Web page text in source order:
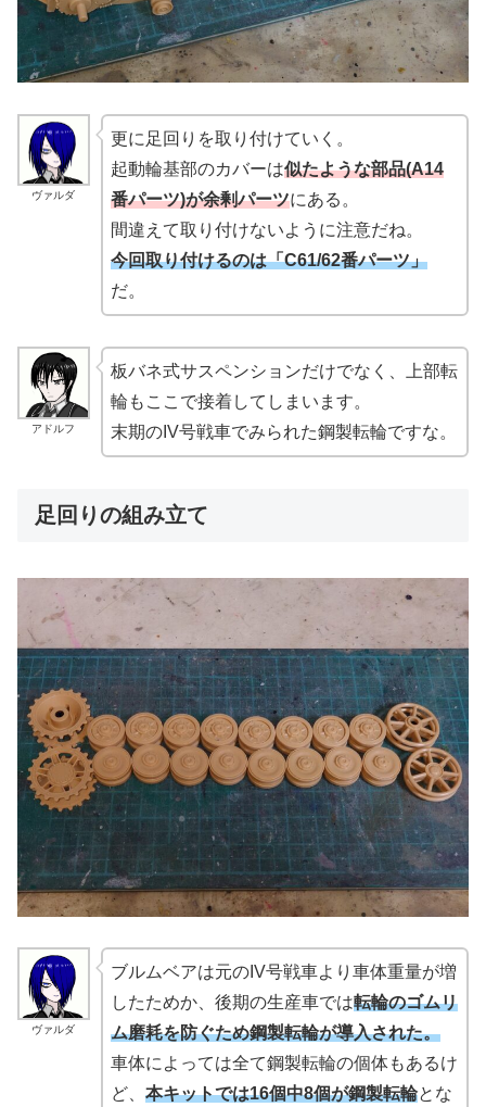
ヴァルダ
更に足回りを取り付けていく。
起動輪基部のカバーは似たような部品(A14
番パーツ)が余剰パーツにある。
間違えて取り付けないように注意だね。
今回取り付けるのは「C61/62番パーツ」
だ。
アドルフ
板バネ式サスペンションだけでなく、上部転
輪もここで接着してしまいます。
末期のIV号戦車でみられた鋼製転輪ですな。
足回りの組み立て
ヴァルダ
ブルムベアは元のIV号戦車より車体重量が増
したためか、後期の生産車では転輪のゴムリ
ム磨耗を防ぐため鋼製転輪が導入された。
車体によっては全て鋼製転輪の個体もあるけ
ど、 本キットでは16個中8個が鋼製転輪とな